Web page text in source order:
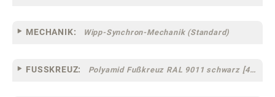
MECHANIK: Wipp-Synchron-Mechanik (Standard)
FUSSKREUZ: Polyamid Fußkreuz RAL 9011 schwarz [44]